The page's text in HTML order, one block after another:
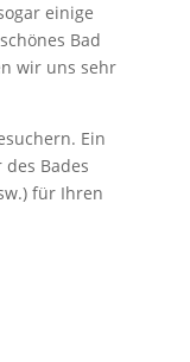
einige
Bad
wir uns sehr
Ein
Bades
für Ihren